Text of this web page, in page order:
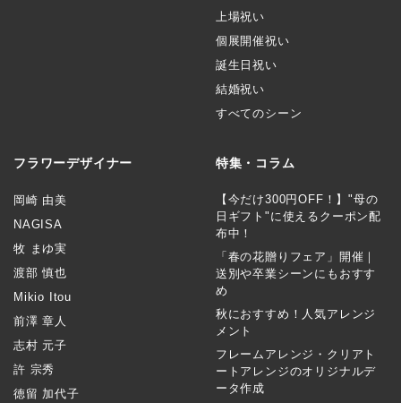
上場祝い
個展開催祝い
誕生日祝い
結婚祝い
すべてのシーン
フラワーデザイナー
岡崎 由美
NAGISA
牧 まゆ実
渡部 慎也
Mikio Itou
前澤 章人
志村 元子
許 宗秀
徳留 加代子
特集・コラム
【今だけ300円OFF！】"母の
日ギフト"に使えるクーポン配
布中！
「春の花贈りフェア」開催｜
送別や卒業シーンにもおすす
め
秋におすすめ！人気アレンジ
メント
フレームアレンジ・クリアト
ートアレンジのオリジナルデ
ータ作成